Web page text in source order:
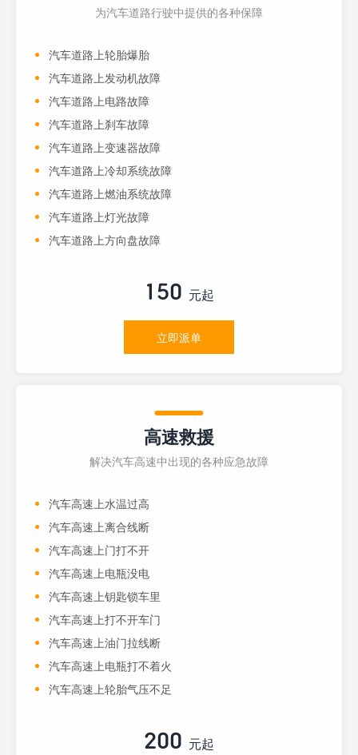
为汽车道路行驶中提供的各种保障
汽车道路上轮胎爆胎
汽车道路上发动机故障
汽车道路上电路故障
汽车道路上刹车故障
汽车道路上变速器故障
汽车道路上冷却系统故障
汽车道路上燃油系统故障
汽车道路上灯光故障
汽车道路上方向盘故障
150 元起
立即派单
高速救援
解决汽车高速中出现的各种应急故障
汽车高速上水温过高
汽车高速上离合线断
汽车高速上门打不开
汽车高速上电瓶没电
汽车高速上钥匙锁车里
汽车高速上打不开车门
汽车高速上油门拉线断
汽车高速上电瓶打不着火
汽车高速上轮胎气压不足
200 元起